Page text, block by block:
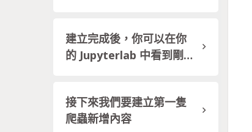
建立完成後，你可以在你
的 Jupyterlab 中看到剛建
接下來我們要建立第一隻
爬蟲新增內容